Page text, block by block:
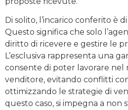
Di solito, l’incarico conferito è
Questo significa che solo
diritto di ricevere e gestire le
L’esclusiva rappresenta una
consente di poter lavorare nel
venditore, evitando conflitti
ottimizzando le strategie di
questo caso, si impegna a